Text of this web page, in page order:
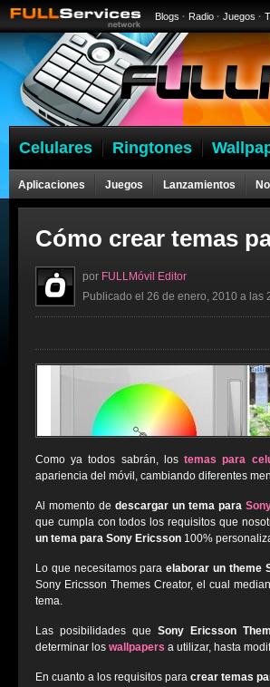
Blogs · Radio · Juegos ·
Celulares Ringtones
Aplicaciones Juegos Lanzamientos
Cómo crear temas
por FULLMóvil Editor
Publicado el 26 de enero, 2010 a las
Como ya todos sabrán, lostemas para
apariencia del móvil, cambiando diferentes
Al momento de descargar un tema para
que cumpla con todos los requisitos que
un tema para Sony Ericsson 100%
Lo que necesitamos para elaborar un theme
Sony Ericsson Themes Creator, el cual
tema.
Las posibilidades que Sony Ericsson
determinar los wallpapers a utilizar, hasta
En cuanto a los requisitos para crear temas